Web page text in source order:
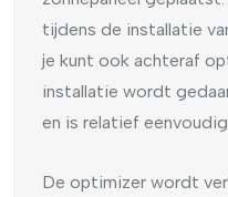
tijdens de installatie
je kunt ook achteraf
installatie wordt
en is relatief eenvoudig.
De optimizer wordt